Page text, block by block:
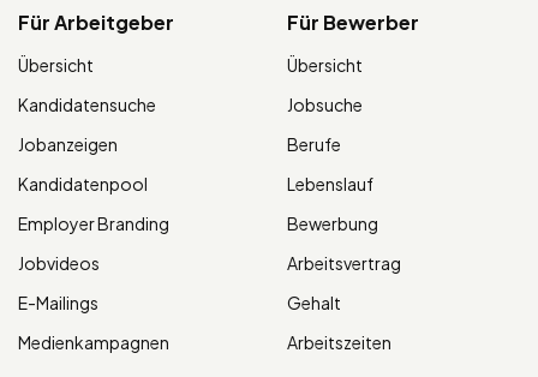
Für Arbeitgeber
Übersicht
Kandidatensuche
Jobanzeigen
Kandidatenpool
Employer Branding
Jobvideos
E-Mailings
Medienkampagnen
Für Bewerber
Übersicht
Jobsuche
Berufe
Lebenslauf
Bewerbung
Arbeitsvertrag
Gehalt
Arbeitszeiten